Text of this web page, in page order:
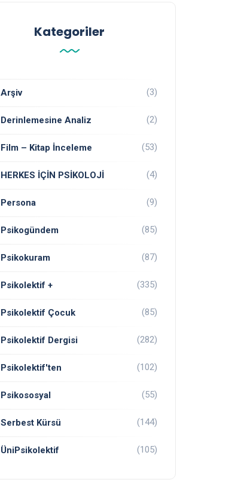
Kategoriler
Arşiv (3)
Derinlemesine Analiz (2)
Film – Kitap İnceleme (53)
HERKES İÇİN PSİKOLOJİ (4)
Persona (9)
Psikogündem (85)
Psikokuram (87)
Psikolektif + (335)
Psikolektif Çocuk (85)
Psikolektif Dergisi (282)
Psikolektif'ten (102)
Psikososyal (55)
Serbest Kürsü (144)
ÜniPsikolektif (105)